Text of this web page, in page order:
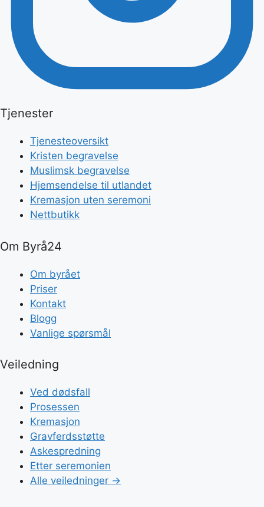
Tjenester
Tjenesteoversikt
Kristen begravelse
Muslimsk begravelse
Hjemsendelse til utlandet
Kremasjon uten seremoni
Nettbutikk
Om Byrå24
Om byrået
Priser
Kontakt
Blogg
Vanlige spørsmål
Veiledning
Ved dødsfall
Prosessen
Kremasjon
Gravferdsstøtte
Askespredning
Etter seremonien
Alle veiledninger →